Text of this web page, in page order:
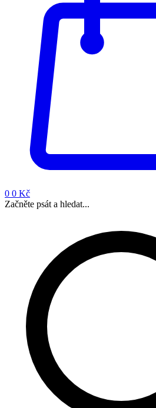
0 0 Kč
Začněte psát a hledat...